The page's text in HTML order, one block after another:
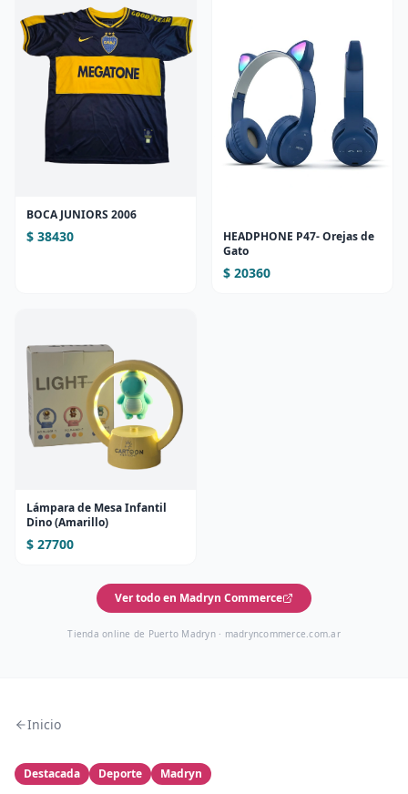
BOCA JUNIORS 2006
$ 38430
HEADPHONE P47- Orejas de
Gato
$ 20360
Lámpara de Mesa Infantil
Dino (Amarillo)
$ 27700
Ver todo en Madryn Commerce
Tienda online de Puerto Madryn · madryncommerce.com.ar
Inicio
Destacada Deporte Madryn